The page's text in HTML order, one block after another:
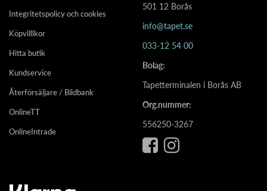
Integritetspolicy och cookies
Köpvilllkor
Hitta butik
Kundservice
Återförsäljare / Bildbank
OnlineTT
OnlineIntrade
501 12 Borås
info@tapet.se
033-12 54 00
Bolag:
Tapetterminalen i Borås AB
Org.nummer:
556250-3267